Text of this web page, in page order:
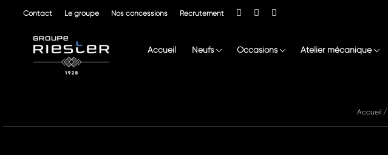
Contact Le groupe Nos concessions Recrutement
Accueil Neufs Occasions Atelier mécanique
Accueil/